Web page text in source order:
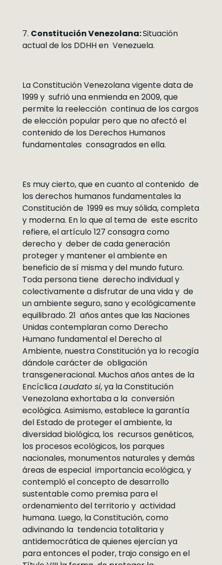
7. Constitución Venezolana:Situación
actual de los DDHH en Venezuela.
La Constitución Venezolana vigente data de
1999 y sufrió una enmienda en 2009, que
permite la reelección continua de los cargos
de elección popular pero que no afectó el
contenido de los Derechos Humanos
fundamentales consagrados en ella.
Es muy cierto, que en cuanto al contenido de
los derechos humanos fundamentales la
Constitución de 1999 es muy sólida, completa
y moderna. En lo que al tema de este escrito
refiere, el artículo 127 consagra como
derecho y deber de cada generación
proteger y mantener el ambiente en
beneficio de sí misma y del mundo futuro.
Toda persona tiene derecho individual y
colectivamente a disfrutar de una vida y de
un ambiente seguro, sano y ecológicamente
equilibrado. 21 años antes que las Naciones
Unidas contemplaran como Derecho
Humano fundamental el Derecho al
Ambiente, nuestra Constitución ya lo recogía
dándole carácter de obligación
transgeneracional. Muchos años antes de la
EncíclicaLaudato si, ya la Constitución
Venezolana exhortaba a la conversión
ecológica. Asimismo, establece la garantía
del Estado de proteger el ambiente, la
diversidad biológica, los recursos genéticos,
los procesos ecológicos, los parques
nacionales, monumentos naturales y demás
áreas de especial importancia ecológica, y
contempló el concepto de desarrollo
sustentable como premisa para el
ordenamiento del territorio y actividad
humana. Luego, la Constitución, como
adivinando la tendencia totalitaria y
antidemocrática de quienes ejercían ya
para entonces el poder, trajo consigo en el